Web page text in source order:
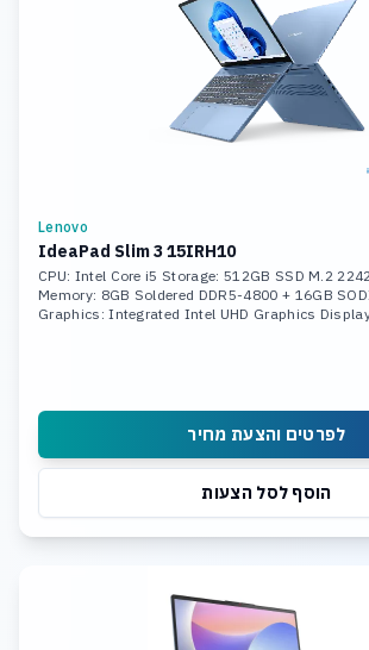
Lenovo
IdeaPad Slim 3 15IRH10
CPU: Intel Core i5 Storage: 512GB SSD M.2
Memory: 8GB Soldered DDR5-4800 + 16GB
Graphics: Integrated Intel UHD Graphics
לפרטים והצעת מחיר
הוסף לסל הצעות